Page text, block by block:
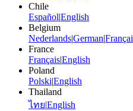
Chile
Español|English
Belgium
Nederlands|German|
France
Français|English
Poland
Polski|English
Thailand
ไทย|English